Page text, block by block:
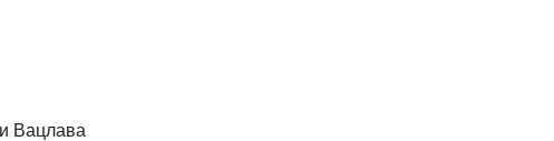
Вацлава